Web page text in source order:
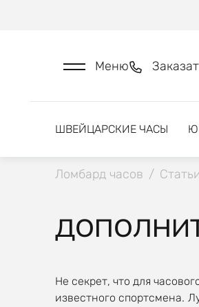
Меню
ШВЕЙЦАРСКИЕ ЧАСЫ
Ломбард часов / Статьи
Не секрет, что для
известного спортсмена.